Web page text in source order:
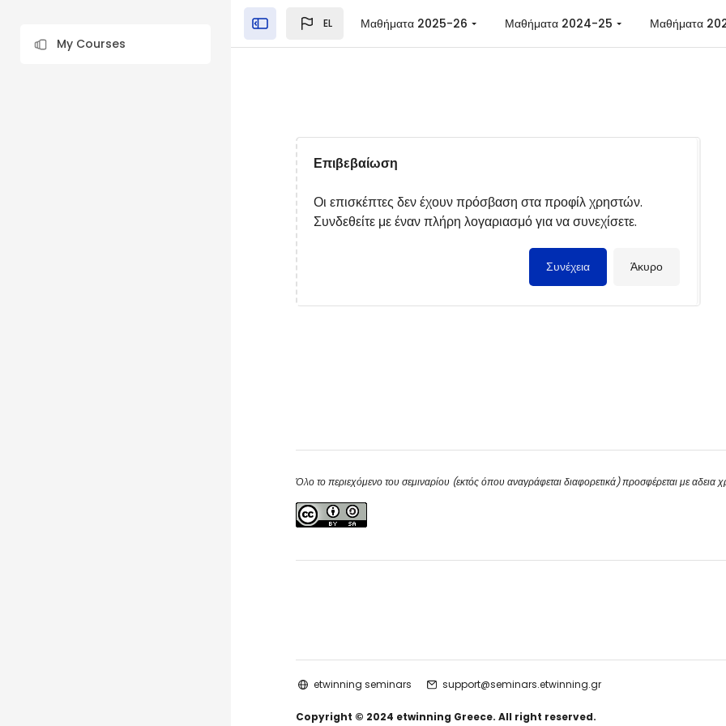
Μετάβαση στο κεντρικό περιεχόμενο
ΜπλοκMy Courses
Close the sidebar"
EL Μαθήματα 2025-26 Μαθήματα 2024-25 Μαθήματα
Επιβεβαίωση
Οι επισκέπτες δεν έχουν πρόσβαση στα προφίλ χρηστών.
Συνδεθείτε με έναν πλήρη λογαριασμό για να συνεχίσετε.
Άκυρο
Συνέχεια
Όλο το περιεχόμενο του σεμιναρίου (εκτός όπου αναγράφεται διαφορετικά) προσφέρεται με αδεια
etwinning seminars support@seminars.etwinning.gr
Copyright © 2024 etwinning Greece. All right reserved.